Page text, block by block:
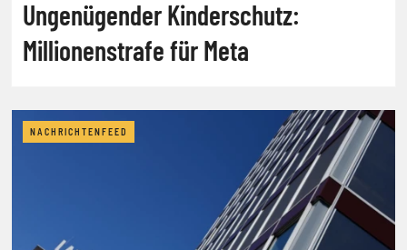
Ungenügender Kinderschutz:
Millionenstrafe für Meta
NACHRICHTENFEED